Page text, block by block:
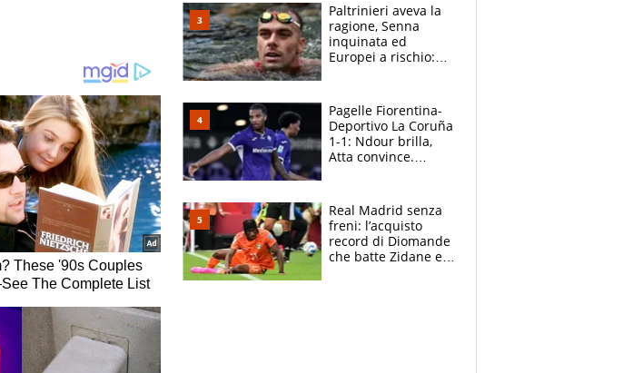
Paltrinieri aveva la
ragione, Senna
inquinata ed
Europei a rischio:
adesso
Pagelle Fiorentina-
Deportivo La Coruña
1-1: Ndour brilla,
Atta convince.
Real Madrid senza
freni: l’acquisto
record di Diomande
che batte Zidane e